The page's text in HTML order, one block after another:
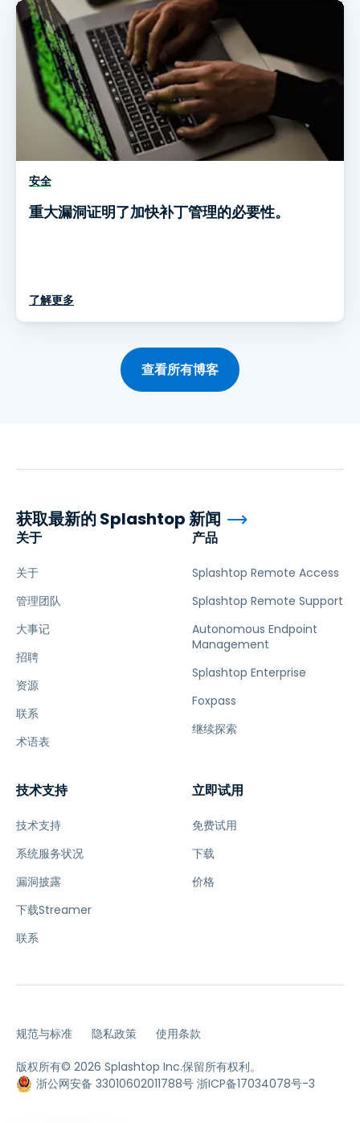
安全
重大漏洞证明了加快补丁管理的必要性。
了解更多
查看所有博客
关于
关于
管理团队
大事记
招聘
资源
联系
术语表
产品
Splashtop Remote Access
Splashtop Remote Support
Autonomous Endpoint
Management
Splashtop Enterprise
Foxpass
继续探索
技术支持
技术支持
系统服务状况
漏洞披露
下载Streamer
联系
立即试用
免费试用
下载
价格
获取最新的 Splashtop 新闻
规范与标准 隐私政策 使用条款
版权所有© 2026 Splashtop Inc.保留所有权利。
浙公网安备 33010602011788号 浙ICP备17034078号-3